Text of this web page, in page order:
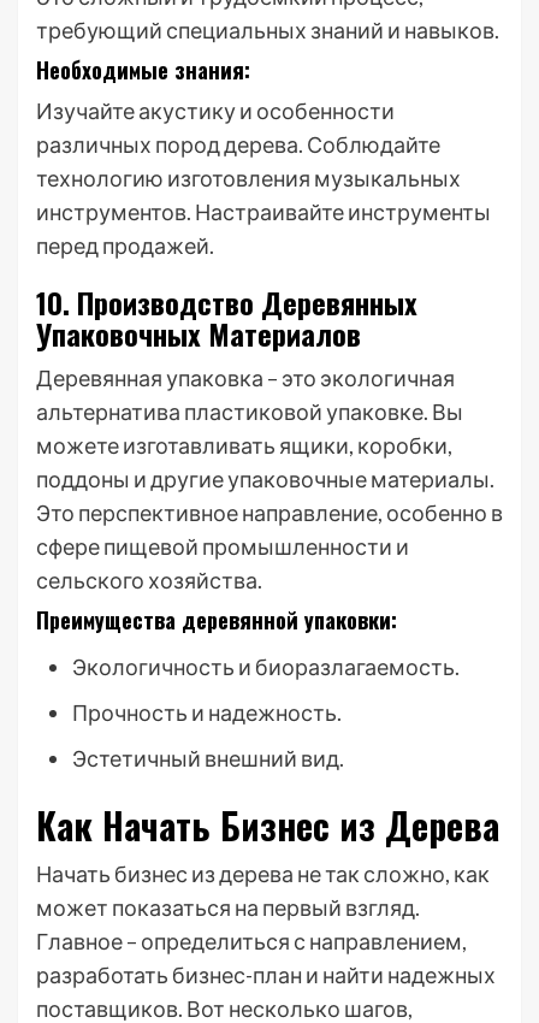
требующий специальных знаний и навыков.
Необходимые знания:
Изучайте акустику и особенности
различных пород дерева. Соблюдайте
технологию изготовления музыкальных
инструментов. Настраивайте инструменты
перед продажей.
10. Производство Деревянных
Упаковочных Материалов
Деревянная упаковка – это экологичная
альтернатива пластиковой упаковке. Вы
можете изготавливать ящики, коробки,
поддоны и другие упаковочные материалы.
Это перспективное направление, особенно в
сфере пищевой промышленности и
сельского хозяйства.
Преимущества деревянной упаковки:
Экологичность и биоразлагаемость.
Прочность и надежность.
Эстетичный внешний вид.
Как Начать Бизнес из Дерева
Начать бизнес из дерева не так сложно, как
может показаться на первый взгляд.
Главное – определиться с направлением,
разработать бизнес-план и найти надежных
поставщиков. Вот несколько шагов,